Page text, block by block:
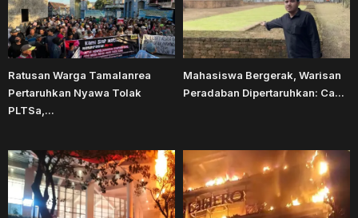
Ratusan Warga Tamalanrea
Pertaruhkan Nyawa Tolak
PLTSa,...
Mahasiswa Bergerak, Warisan
Peradaban Dipertaruhkan: Ca...